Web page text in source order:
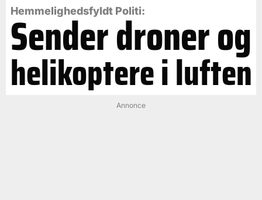
Hemmelighedsfyldt Politi:
Sender droner og
helikoptere i luften
Annonce